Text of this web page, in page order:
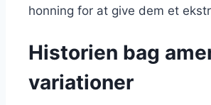
honning for at give dem et
Historien bag
variationer